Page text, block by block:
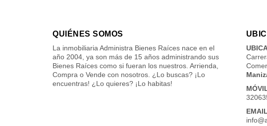
QUIÉNES SOMOS
La inmobiliaria Administra Bienes Raíces nace en el
año 2004, ya son más de 15 años administrando sus
Bienes Raíces como si fueran los nuestros. Arrienda,
Compra o Vende con nosotros. ¿Lo buscas? ¡Lo
encuentras! ¿Lo quieres? ¡Lo habitas!
EMAIL